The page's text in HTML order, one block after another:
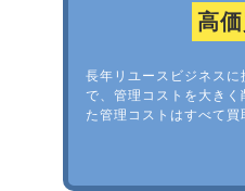
高
長年リユースビジネス
で、管理コストを大きく
た管理コストはすべて買